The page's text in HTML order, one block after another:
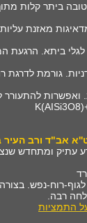
ביתר קלות
מאזנת עליות
ביתא. הרגעת
גורמת לדרגת
ואפשרות להתעורר
אב"ד ורב העיר
עתיק ומתחדש
לגוף-רוח-נפש.
רבה.
התמציות